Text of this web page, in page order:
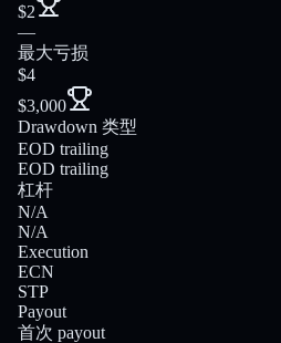
$2
—
最大亏损
$4
$3,000
Drawdown 类型
EOD trailing
EOD trailing
杠杆
N/A
N/A
Execution
ECN
STP
Payout
首次 payout